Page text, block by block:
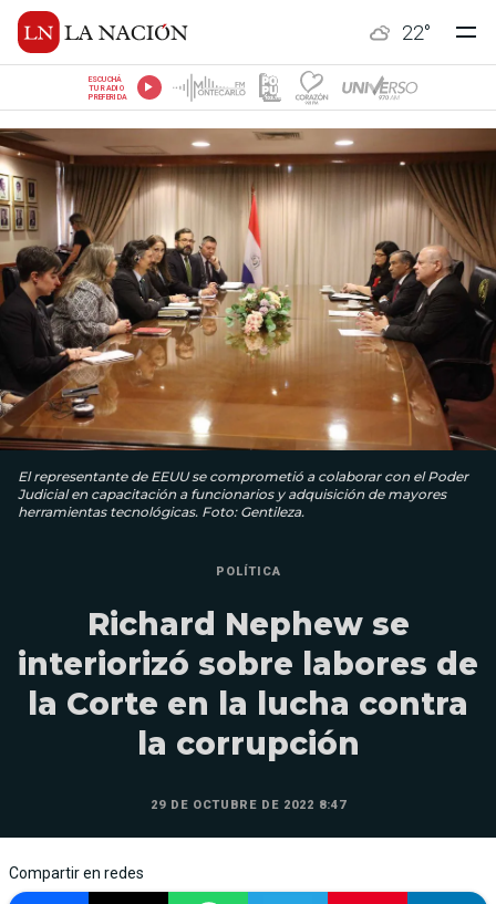
22°
ESCUCHÁ
TU RADIO
PREFERIDA
El representante de EEUU se comprometió a colaborar con el Poder
Judicial en capacitación a funcionarios y adquisición de mayores
herramientas tecnológicas. Foto: Gentileza.
POLÍTICA
Richard Nephew se
interiorizó sobre labores de
la Corte en la lucha contra
la corrupción
29 DE OCTUBRE DE 2022 8:47
Compartir en redes